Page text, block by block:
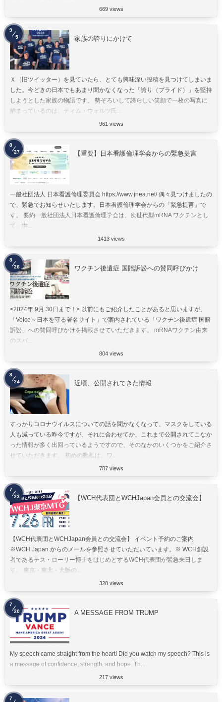
669 views
家族の誇りにかけて
Ｘ（旧ツイッター）を見ていたら、とても興味深い投稿を見つけてしまいま
した。今どきの日本でもあまり聞かなくなった「誇り（プライド）」を堅持
しようとした家族の物語です。 勢ぞろいして誇らしい笑顔で一枚の写真に
納まっているのは、ティム・ウォルツ氏...
961 views
9
5
【重要】日本看護倫理学会からの緊急提言
一般社団法人 日本看護倫理委員会 https://www.jnea.net/ 偶々見つけましたの
で、緊急でお知らせいたします。日本看護倫理学会からの「緊急提言」で
す。 要約一般社団法人日本看護倫理学会は、次世代型mRNA ワクチンとし
て、世...
1413 views
8
27
ワクチン後遺症 国賠訴訟への賛同呼びかけ
<2024年 9月 30日まで！> 以前にもご紹介したことがあると思いますが、
「Voice～日本を守る署名サイト」で案内されている「ワクチン後遺症 国賠
訴訟」への賛同呼びかけを掲載させていただきます。 mRNAワクチン由来
のスパ...
804 views
8
26
近頃、公開されてきた情報
すっかりコロナウイルスについての話を聞かなくなって、マスクをしている
人も減っている昨今ですが、それに合わせてか、これまで公開されてこなか
った情報が多く出回っているようですので、そのなかのいくつかをご紹介さ
せていただきます。 初めの動画は、ワ...
787 views
8
24
【WCH代表団とWCHJapan会員との交流会】
【WCH代表団とWCHJapan会員との交流会】 イベント予約のご案内
※WCH Japan からのメールを参照させていただいています。※ WCH創設
者であるテス・ローリー博士をはじめとするWCH代表団が緊急来日しま
す。 東京・東北・大阪の...
328 views
7
23
A MESSAGE FROM TRUMP
My speech came straight from the heart! Did you watch my speech? This is
a message of confidence, strength, and hope. Th...
217 views
7
20
7